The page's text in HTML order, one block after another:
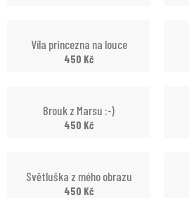
Víla princezna na louce
450 Kč
Brouk z Marsu :-)
450 Kč
Světluška z mého obrazu
450 Kč